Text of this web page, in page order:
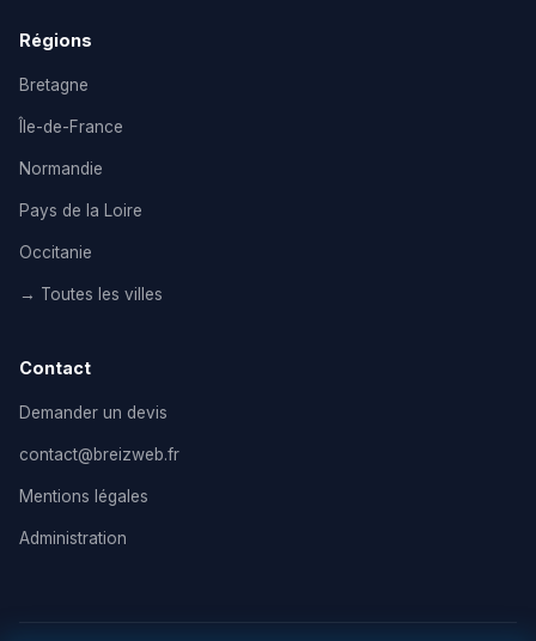
Régions
Bretagne
Île-de-France
Normandie
Pays de la Loire
Occitanie
→ Toutes les villes
Contact
Demander un devis
contact@breizweb.fr
Mentions légales
Administration